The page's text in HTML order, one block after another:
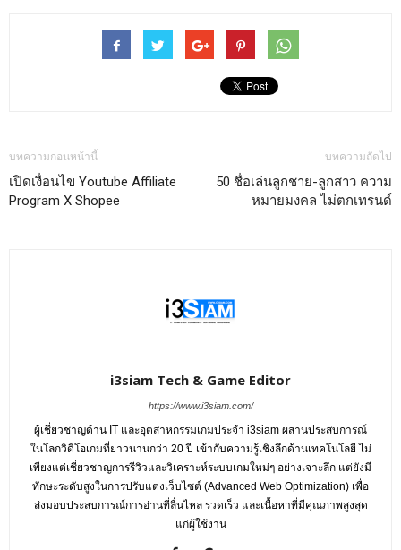
บทความก่อนหน้านี้
เปิดเงื่อนไข Youtube Affiliate
Program X Shopee
บทความถัดไป
50 ชื่อเล่นลูกชาย-ลูกสาว ความ
หมายมงคล ไม่ตกเทรนด์
i3siam Tech & Game Editor
https://www.i3siam.com/
ผู้เชี่ยวชาญด้าน IT และอุตสาหกรรมเกมประจำ i3siam ผสานประสบการณ์
ในโลกวิดีโอเกมที่ยาวนานกว่า 20 ปี เข้ากับความรู้เชิงลึกด้านเทคโนโลยี ไม่
เพียงแต่เชี่ยวชาญการรีวิวและวิเคราะห์ระบบเกมใหม่ๆ อย่างเจาะลึก แต่ยังมี
ทักษะระดับสูงในการปรับแต่งเว็บไซต์ (Advanced Web Optimization) เพื่อ
ส่งมอบประสบการณ์การอ่านที่ลื่นไหล รวดเร็ว และเนื้อหาที่มีคุณภาพสูงสุด
แก่ผู้ใช้งาน